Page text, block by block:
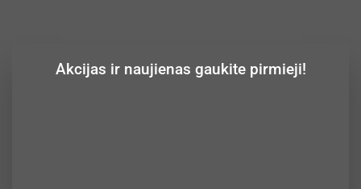
Akcijas ir naujienas gaukite pirmieji!